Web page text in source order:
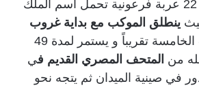
ينطلق الموكب في 22 عربة فرعونية تحمل اسم الملك
ينطلق الموكب مع بداية غروب
في توقيت الخامسة تقريباً و يستمر لمدة 49
من المتحف المصري القديم في
في صينية الميدان ثم يتجه نحو